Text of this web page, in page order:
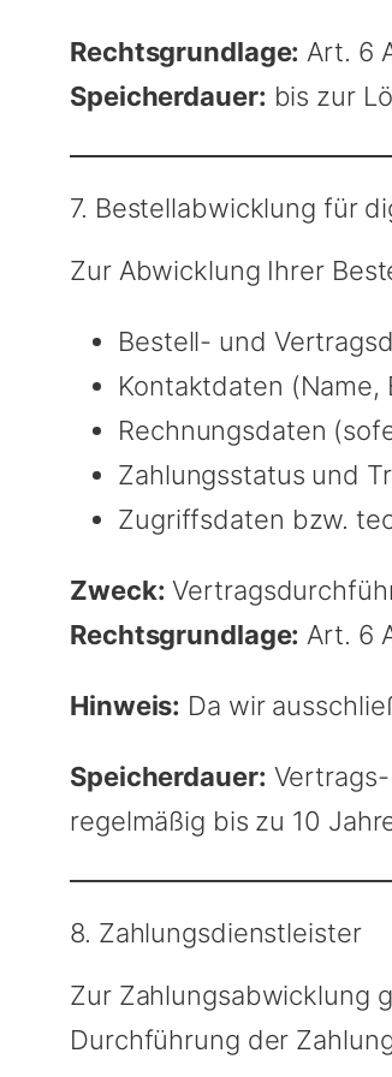
Rechtsgrundlage: Art. 6
Speicherdauer: bis zur
7. Bestellabwicklung für
Zur Abwicklung Ihrer
Bestell- und
Kontaktdaten (Name,
Rechnungsdaten
Zahlungsstatus und
Zugriffsdaten bzw.
Zweck:
Rechtsgrundlage: Art. 6
Hinweis: Da wir
Speicherdauer:
regelmäßig bis zu 10
8. Zahlungsdienstleister
Zur Zahlungsabwicklung
Durchführung der